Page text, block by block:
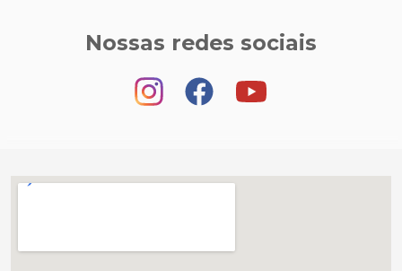
Nossas redes sociais